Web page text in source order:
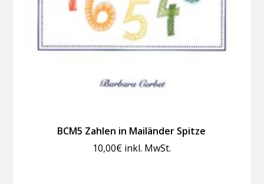
BCM5 Zahlen in Mailänder Spitze
10,00€ inkl. MwSt.